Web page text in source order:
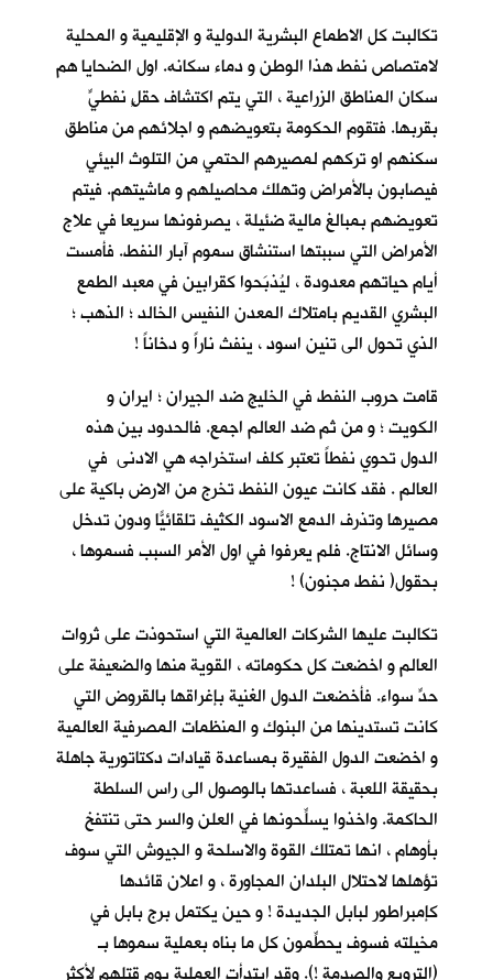
تكالبت كل الاطماع البشرية الدولية و الإقليمية و المحلية
لامتصاص نفط هذا الوطن و دماء سكانه. اول الضحايا هم
سكان المناطق الزراعية ، التي يتم اكتشاف حقلٍ نفطيٍّ
بقربها. فتقوم الحكومة بتعويضهم و اجلائهم من مناطق
سكنهم او تركهم لمصيرهم الحتمي من التلوث البيئي
فيصابون بالأمراض وتهلك محاصيلهم و ماشيتهم. فيتم
تعويضهم بمبالغ مالية ضئيلة ، يصرفونها سريعا في علاج
الأمراض التي سببتها استنشاق سموم آبار النفط. فأمست
أيام حياتهم معدودة ، ليُذبَحوا كقرابين في معبد الطمع
البشري القديم بامتلاك المعدن النفيس الخالد ؛ الذهب ؛
الذي تحول الى تنين اسود ، ينفث ناراً و دخاناً !
قامت حروب النفط في الخليج ضد الجيران ؛ ايران و
الكويت ؛ و من ثم ضد العالم اجمع. فالحدود بين هذه
الدول تحوي نفطاً تعتبر كلف استخراجه هي الادنى في
العالم . فقد كانت عيون النفط تخرج من الارض باكية على
مصيرها وتذرف الدمع الاسود الكثيف تلقائيّاً ودون تدخل
وسائل الانتاج. فلم يعرفوا في اول الأمر السبب فسموها ،
بحقول( نفط مجنون) !
تكالبت عليها الشركات العالمية التي استحوذت على ثروات
العالم و اخضعت كل حكوماته ، القوية منها والضعيفة على
حدٍّ سواء. فأخضعت الدول الغنية بإغراقها بالقروض التي
كانت تستدينها من البنوك و المنظمات المصرفية العالمية
و اخضعت الدول الفقيرة بمساعدة قيادات دكتاتورية جاهلة
بحقيقة اللعبة ، فساعدتها بالوصول الى راس السلطة
الحاكمة. واخذوا يسلِّحونها في العلن والسر حتى تنتفخ
بأوهام ، انها تمتلك القوة والاسلحة و الجيوش التي سوف
تؤهلها لاحتلال البلدان المجاورة ، و اعلان قائدها
كإمبراطور لبابل الجديدة ! و حين يكتمل برج بابل في
مخيلته فسوف يحطِّمون كل ما بناه بعملية سموها بـ